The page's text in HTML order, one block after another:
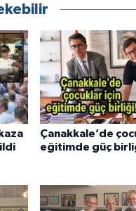
Çanakkale’de
eğitimde güç